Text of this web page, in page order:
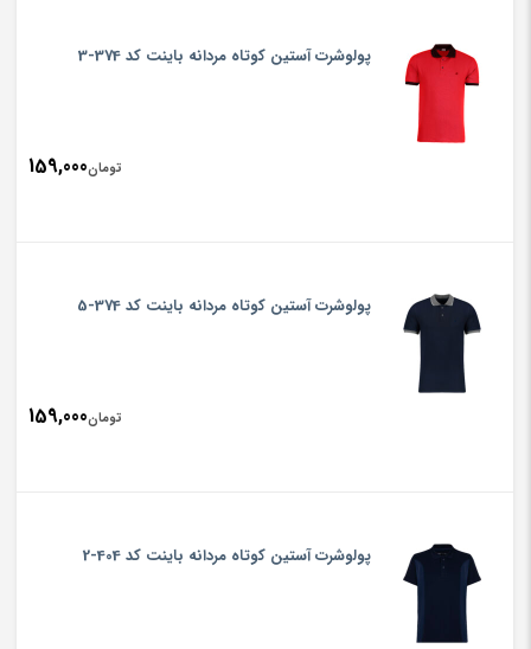
پولوشرت آستین کوتاه مردانه باینت کد 374-3
تومان159,000
پولوشرت آستین کوتاه مردانه باینت کد 374-5
تومان159,000
پولوشرت آستین کوتاه مردانه باینت کد 404-2